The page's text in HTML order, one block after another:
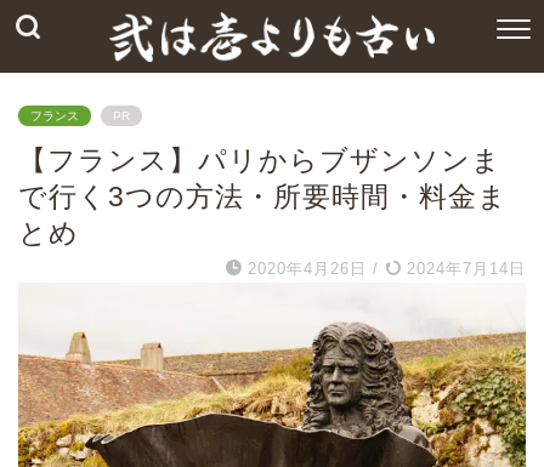
フランス PR
【フランス】パリからブザンソンま
で行く3つの方法・所要時間・料金ま
とめ
2020年4月26日 / 2024年7月14日